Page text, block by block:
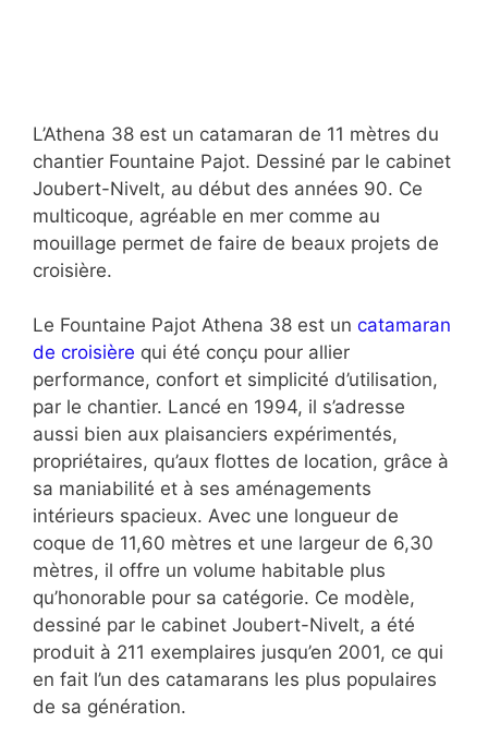
L’Athena 38 est un catamaran de 11 mètres du
chantier Fountaine Pajot. Dessiné par le cabinet
Joubert-Nivelt, au début des années 90. Ce
multicoque, agréable en mer comme au
mouillage permet de faire de beaux projets de
croisière.
Le Fountaine Pajot Athena 38 est un catamaran
de croisière qui été conçu pour allier
performance, confort et simplicité d’utilisation,
par le chantier. Lancé en 1994, il s’adresse
aussi bien aux plaisanciers expérimentés,
propriétaires, qu’aux flottes de location, grâce à
sa maniabilité et à ses aménagements
intérieurs spacieux. Avec une longueur de
coque de 11,60 mètres et une largeur de 6,30
mètres, il offre un volume habitable plus
qu’honorable pour sa catégorie. Ce modèle,
dessiné par le cabinet Joubert-Nivelt, a été
produit à 211 exemplaires jusqu’en 2001, ce qui
en fait l’un des catamarans les plus populaires
de sa génération.